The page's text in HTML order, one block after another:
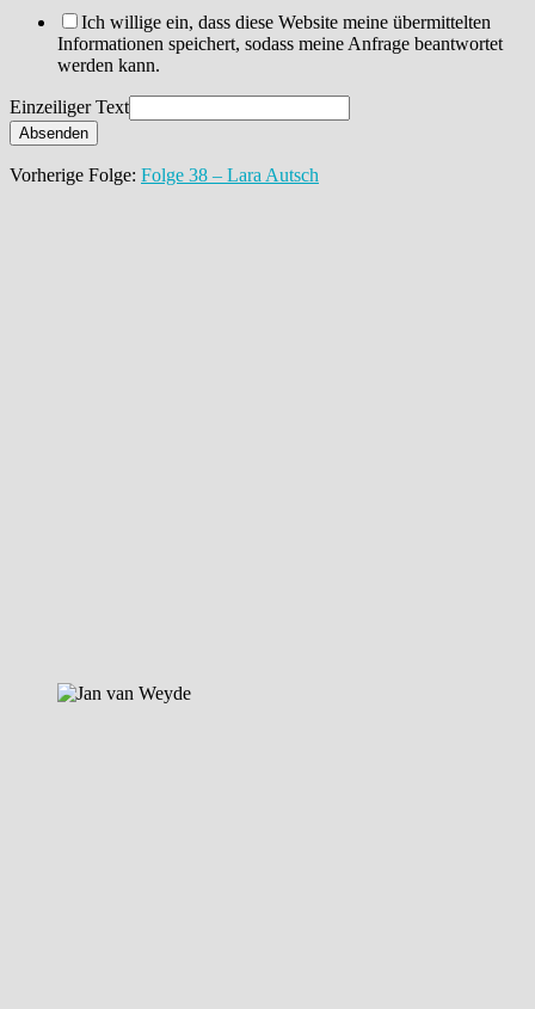
Ich willige ein, dass diese Website meine übermittelten
Informationen speichert, sodass meine Anfrage beantwortet
werden kann.
Einzeiliger Text
Absenden
Vorherige Folge: Folge 38 – Lara Autsch